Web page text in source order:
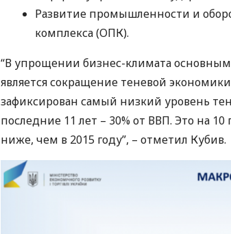
Развитие промышленности и
комплекса (ОПК).
“В упрощении бизнес-климата
является сокращение теневой
зафиксирован самый низкий уровень
последние 11 лет – 30% от ВВП. Это на
ниже, чем в 2015 году”, – отметил Кубив.